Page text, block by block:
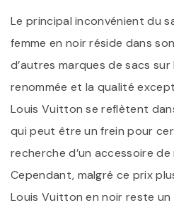
Le principal inconvénient du
femme en noir réside dans
d’autres marques de sacs
renommée et la qualité
Louis Vuitton se reflètent
qui peut être un frein pour
recherche d’un accessoire
Cependant, malgré ce prix
Louis Vuitton en noir reste